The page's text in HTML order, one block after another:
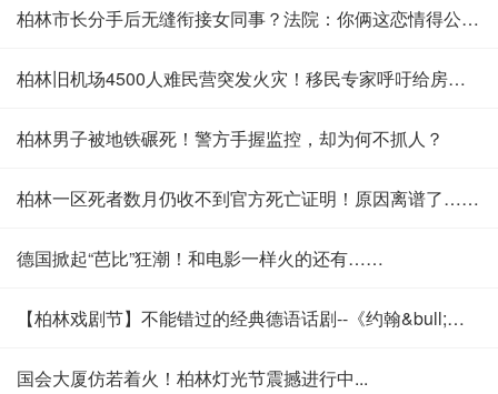
柏林市长分手后无缝衔接女同事？法院：你俩这恋情得公开说说……
柏林旧机场4500人难民营突发火灾！移民专家呼吁给房遭网友怒怼
柏林男子被地铁碾死！警方手握监控，却为何不抓人？
柏林一区死者数月仍收不到官方死亡证明！原因离谱了……
德国掀起“芭比”狂潮！和电影一样火的还有……
【柏林戏剧节】不能错过的经典德语话剧--《约翰&bull;盖勃吕尔&bull;博克曼》
国会大厦仿若着火！柏林灯光节震撼进行中...